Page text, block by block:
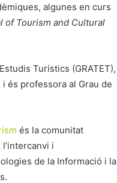
algunes en curs
of Tourism and Cultural
Turístics (GRATET),
és professora al Grau de
és la comunitat
i
de la Informació i la
a l’inici de l’estiu